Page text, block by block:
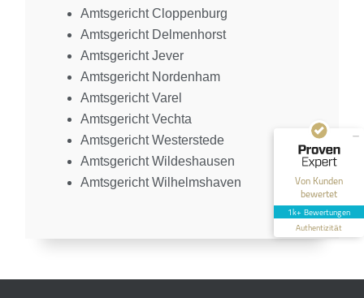
Amtsgericht Cloppenburg
Amtsgericht Delmenhorst
Amtsgericht Jever
Amtsgericht Nordenham
Amtsgericht Varel
Amtsgericht Vechta
Amtsgericht Westerstede
Amtsgericht Wildeshausen
Amtsgericht Wilhelmshaven
Von Kunden
bewertet
1k+ Bewertungen
Authentizität
Kundenbewertungen und Erfahrungen zu
HT Strafverteidiger
SEHR GUT
4,99 / 5,00
40
Bewertungen auf
ProvenExpert.com
1.646
anderen Quellen
Blick aufs ProvenExpert-Profil werfen